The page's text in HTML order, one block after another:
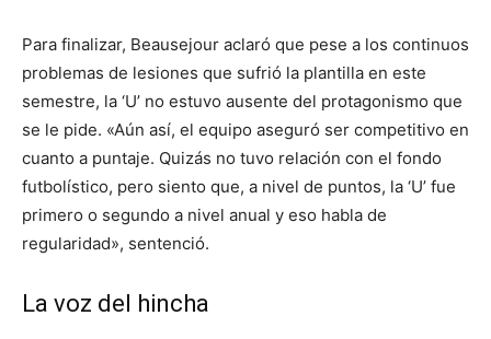
Para finalizar, Beausejour aclaró que pese a los continuos
problemas de lesiones que sufrió la plantilla en este
semestre, la ‘U’ no estuvo ausente del protagonismo que
se le pide. «Aún así, el equipo aseguró ser competitivo en
cuanto a puntaje. Quizás no tuvo relación con el fondo
futbolístico, pero siento que, a nivel de puntos, la ‘U’ fue
primero o segundo a nivel anual y eso habla de
regularidad», sentenció.
La voz del hincha